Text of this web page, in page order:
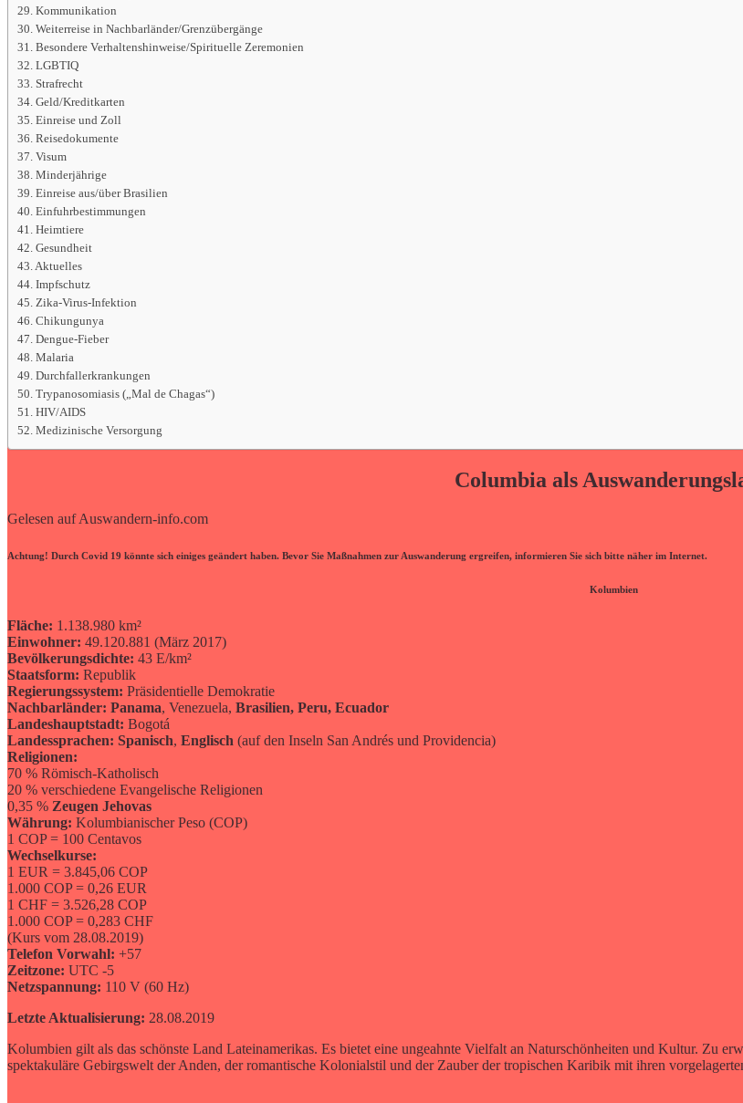
Kommunikation
Weiterreise in Nachbarländer/Grenzübergänge
Besondere Verhaltenshinweise/Spirituelle Zeremonien
LGBTIQ
Strafrecht
Geld/Kreditkarten
Einreise und Zoll
Reisedokumente
Visum
Minderjährige
Einreise aus/über Brasilien
Einfuhrbestimmungen
Heimtiere
Gesundheit
Aktuelles
Impfschutz
Zika-Virus-Infektion
Chikungunya
Dengue-Fieber
Malaria
Durchfallerkrankungen
Trypanosomiasis („Mal de Chagas“)
HIV/AIDS
Medizinische Versorgung
Columbia als
Gelesen auf Auswandern-info.com
Achtung! Durch Covid 19 könnte sich einiges geändert haben. Bevor Sie Maßnahmen zur Auswanderung ergreifen, informieren Sie sich bitte näher im Internet.
Kolumbien
Fläche: 1.138.980 km²
Einwohner: 49.120.881 (März 2017)
Bevölkerungsdichte: 43 E/km²
Staatsform: Republik
Regierungssystem: Präsidentielle Demokratie
Nachbarländer: Panama, Venezuela, Brasilien, Peru, Ecuador
Landeshauptstadt: Bogotá
Landessprachen: Spanisch, Englisch (auf den Inseln San Andrés und Providencia)
Religionen:
70 % Römisch-Katholisch
20 % verschiedene Evangelische Religionen
0,35 % Zeugen Jehovas
Währung: Kolumbianischer Peso (COP)
1 COP = 100 Centavos
Wechselkurse:
1 EUR = 3.845,06 COP
1.000 COP = 0,26 EUR
1 CHF = 3.526,28 COP
1.000 COP = 0,283 CHF
(Kurs vom 28.08.2019)
Telefon Vorwahl: +57
Zeitzone: UTC -5
Netzspannung: 110 V (60 Hz)
Letzte Aktualisierung: 28.08.2019
Kolumbien gilt als das schönste Land Lateinamerikas. Es bietet eine ungeahnte Vielfalt an Naturschönheiten und Kultur. Zu
spektakuläre Gebirgswelt der Anden, der romantische Kolonialstil und der Zauber der tropischen Karibik mit ihren